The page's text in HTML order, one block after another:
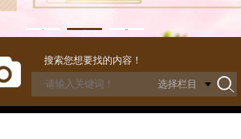
1 2 3
搜索您想要找的内容！